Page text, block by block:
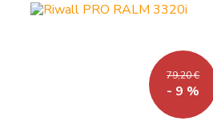
79,20 €
- 9 %